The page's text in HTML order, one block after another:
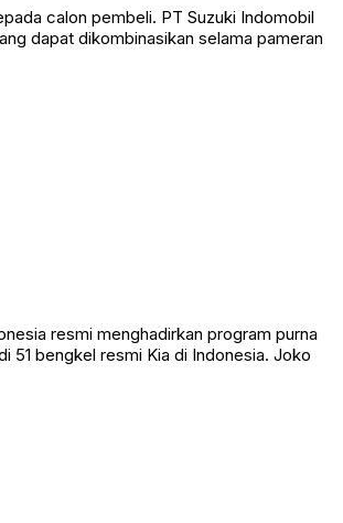
calon pembeli. PT Suzuki Indomobil
dapat dikombinasikan selama pameran
resmi menghadirkan program purna
51 bengkel resmi Kia di Indonesia. Joko